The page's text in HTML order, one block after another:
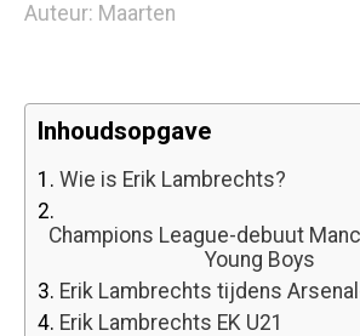
Auteur: Maarten
Inhoudsopgave
1. Wie is Erik Lambrechts?
2.
Champions League-debuut
Young Boys
3. Erik Lambrechts tijdens
4. Erik Lambrechts EK U21